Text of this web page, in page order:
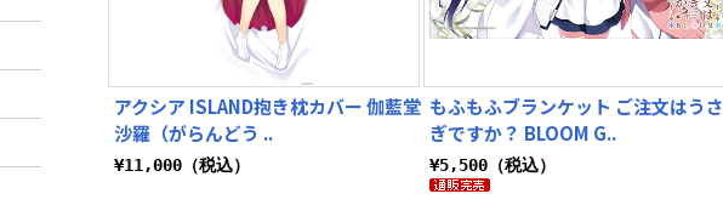
アクシア ISLAND抱き枕カバー 伽藍堂
沙羅（がらんどう ..
¥11,000（税込）
もふもふブランケット ご注文はうさ
ぎですか？ BLOOM G..
¥5,500（税込）